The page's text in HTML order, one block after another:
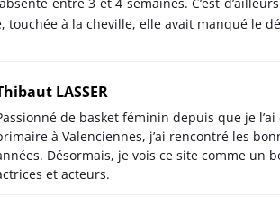
touchée à la cheville, elle avait manqué le
LASSER
de basket féminin depuis que je
à Valenciennes, j’ai rencontré les
Désormais, je vois ce site comme un
et acteurs.